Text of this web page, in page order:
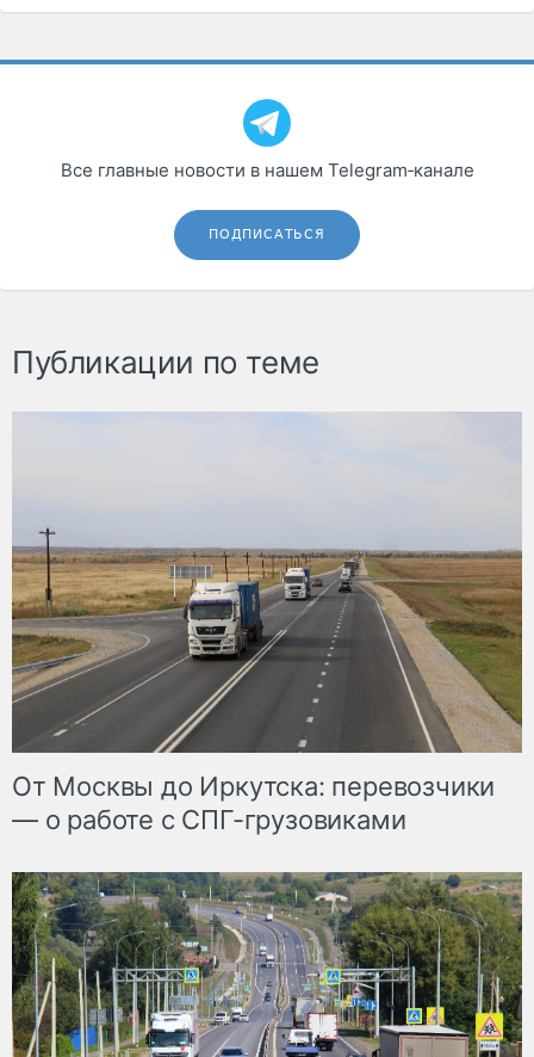
Все главные новости в нашем Telegram‑канале
ПОДПИСАТЬСЯ
Публикации по теме
От Москвы до Иркутска: перевозчики
— о работе с СПГ-грузовиками